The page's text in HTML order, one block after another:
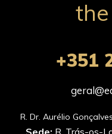
the
+351